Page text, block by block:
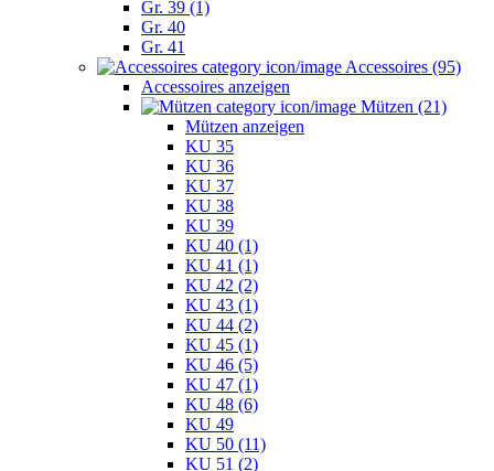
Gr. 39 (1)
Gr. 40
Gr. 41
Accessoires (95)
Accessoires anzeigen
Mützen (21)
Mützen anzeigen
KU 35
KU 36
KU 37
KU 38
KU 39
KU 40 (1)
KU 41 (1)
KU 42 (2)
KU 43 (1)
KU 44 (2)
KU 45 (1)
KU 46 (5)
KU 47 (1)
KU 48 (6)
KU 49
KU 50 (11)
KU 51 (2)